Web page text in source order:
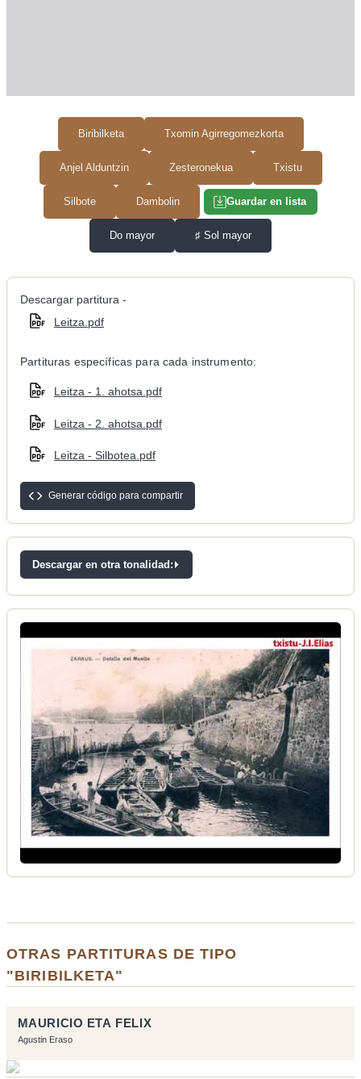
Biribilketa Txomin Agirregomezkorta
Anjel Alduntzin Zesteronekua Txistu
Silbote Dambolin Guardar en lista
Do mayor ♯ Sol mayor
Descargar partitura -
Leitza.pdf
Partituras específicas para cada instrumento:
Leitza - 1. ahotsa.pdf
Leitza - 2. ahotsa.pdf
Leitza - Silbotea.pdf
Generar código para compartir
Descargar en otra tonalidad:
OTRAS PARTITURAS DE TIPO
"BIRIBILKETA"
MAURICIO ETA FELIX
Agustin Eraso